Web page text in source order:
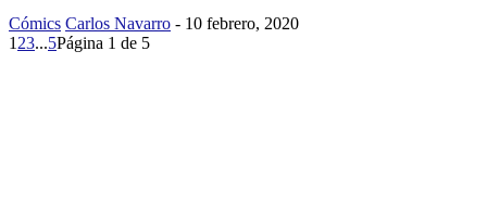
Cómics Carlos Navarro - 10 febrero, 2020
1 23...5Página 1 de 5